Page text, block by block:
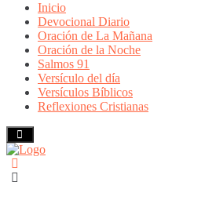
Inicio
Devocional Diario
Oración de La Mañana
Oración de la Noche
Salmos 91
Versículo del día
Versículos Bíblicos
Reflexiones Cristianas